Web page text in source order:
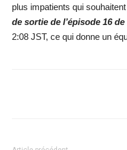
plus impatients qui
de sortie de l’épisode 16
2:08 JST, ce qui donne un